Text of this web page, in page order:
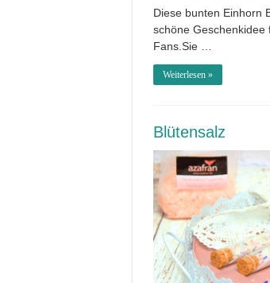
Diese bunten Einhorn
schöne Geschenkidee
Fans.Sie …
Weiterlesen »
Blütensalz